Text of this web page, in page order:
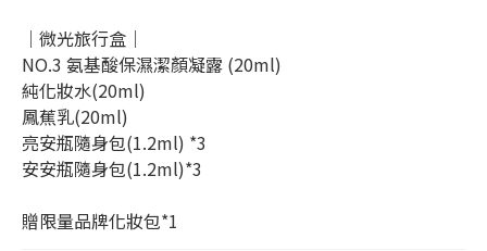
｜微光旅行盒｜
NO.3 氨基酸保濕潔顏凝露 (20ml)
純化妝水(20ml)
鳳蕉乳(20ml)
亮安瓶隨身包(1.2ml) *3
安安瓶隨身包(1.2ml)*3
贈限量品牌化妝包*1